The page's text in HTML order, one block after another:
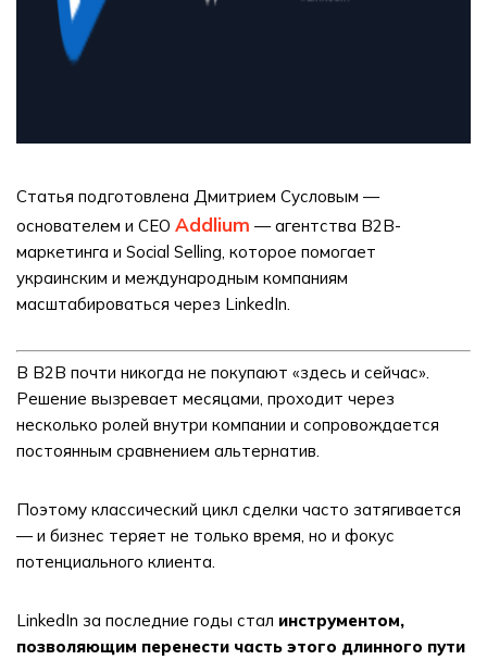
Статья подготовлена Дмитрием Сусловым —
основателем и CEO Addlium — агентства B2B-
маркетинга и Social Selling, которое помогает
украинским и международным компаниям
масштабироваться через LinkedIn.
В B2B почти никогда не покупают «здесь и сейчас».
Решение вызревает месяцами, проходит через
несколько ролей внутри компании и сопровождается
постоянным сравнением альтернатив.
Поэтому классический цикл сделки часто затягивается
— и бизнес теряет не только время, но и фокус
потенциального клиента.
LinkedIn за последние годы стал инструментом,
позволяющим перенести часть этого длинного пути